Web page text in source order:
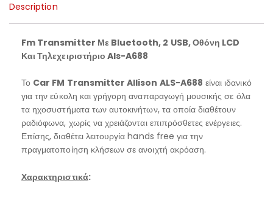
Description
Fm Transmitter Με Bluetooth, 2 USB, Οθόνη LCD
Και Τηλεχειριστήριο Als-A688
Το Car FM TransmitterAllison ALS-A688 είναι ιδανικό
για την εύκολη και γρήγορη αναπαραγωγή μουσικής σε όλα
τα ηχοσυστήματα των αυτοκινήτων, τα οποία διαθέτουν
ραδιόφωνα, χωρίς να χρειάζονται επιπρόσθετες ενέργειες.
Επίσης, διαθέτει λειτουργία hands free για την
πραγματοποίηση κλήσεων σε ανοιχτή ακρόαση.
Χαρακτηριστικά: